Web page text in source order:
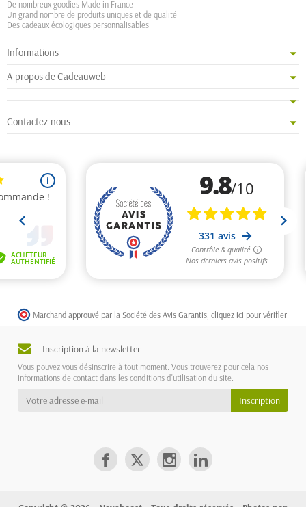
De nombreux goodies Made in France
Un grand nombre de produits uniques et de qualité
Des cadeaux écologiques personnalisables
Informations
A propos de Cadeauweb
Contactez-nous
Marchand approuvé par la Société des Avis Garantis, cliquez ici pour vérifier
Inscription à la newsletter
Vous pouvez vous désinscrire à tout moment. Vous trouverez pour cela nos
informations de contact dans les conditions d'utilisation du site.